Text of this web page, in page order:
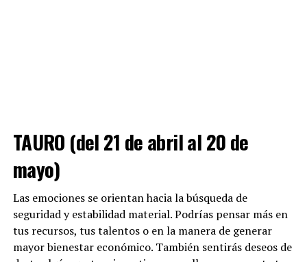
TAURO (del 21 de abril al 20 de
mayo)
Las emociones se orientan hacia la búsqueda de
seguridad y estabilidad material. Podrías pensar más en
tus recursos, tus talentos o en la manera de generar
mayor bienestar económico. También sentirás deseos de